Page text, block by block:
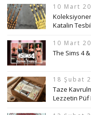
10 Mart
Katalin
10 Mart
The Sims 4
18 Şubat
Taze
Lezzetin Püf